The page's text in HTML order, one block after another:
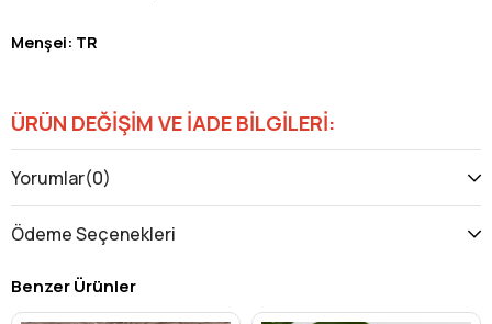
Menşei: TR
ÜRÜN DEĞİŞİM VE İADE BİLGİLERİ:
buikonik.com kitap ürünlerimizde
Baskı hatalarını[email protected]
Yorumlar(0)
Ödeme Seçenekleri
Benzer Ürünler